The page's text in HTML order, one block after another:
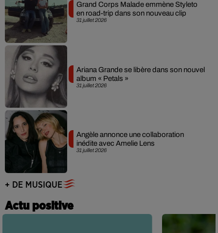
31 juillet 2026
Grand Corps Malade emmène Styleto
en road-trip dans son nouveau clip
31 juillet 2026
Ariana Grande se libère dans son nouvel
album « Petals »
31 juillet 2026
Angèle annonce une collaboration
inédite avec Amelie Lens
+ DE MUSIQUE
Actu positive